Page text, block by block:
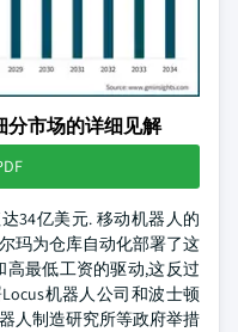
分市场的详细见解
34亿美元. 移动机器人的
玛为仓库自动化部署了这
最低工资的驱动,这反过
机器人公司和波士顿
人制造研究所等政府举措